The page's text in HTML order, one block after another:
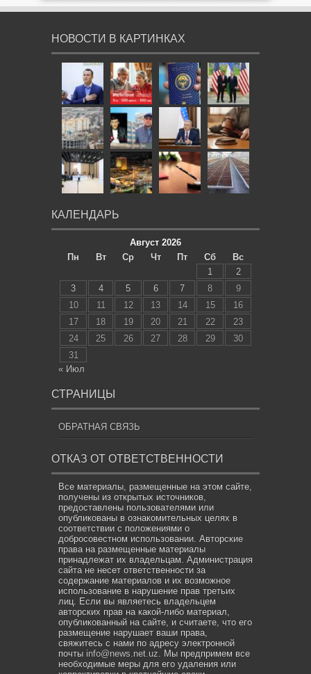
НОВОСТИ В КАРТИНКАХ
КАЛЕНДАРЬ
Август 2026
Пн
Вт Ср Чт Пт Сб
Вс
1
2
3
4 5 6 7 8
9
10
11 12 13 14 15
16
17
18 19 20 21 22
23
24
25 26 27 28 29
30
31
« Июл
СТРАНИЦЫ
ОБРАТНАЯ СВЯЗЬ
ОТКАЗ ОТ ОТВЕТСТВЕННОСТИ
Все материалы, размещенные на этом сайте,
получены из открытых источников,
предоставлены пользователями или
опубликованы в ознакомительных целях в
соответствии с положениями о
добросовестном использовании. Авторские
права на размещенные материалы
принадлежат их владельцам. Администрация
сайта не несет ответственности за
содержание материалов и их возможное
использование в нарушение прав третьих
лиц. Если вы являетесь владельцем
авторских прав на какой-либо материал,
опубликованный на сайте, и считаете, что его
размещение нарушает ваши права,
свяжитесь с нами по адресу электронной
почты info@news.net.uz. Мы предпримем все
необходимые меры для его удаления или